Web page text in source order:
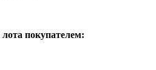
покупателем: